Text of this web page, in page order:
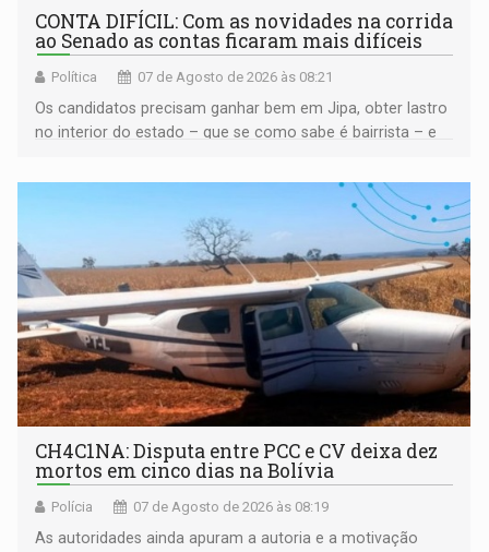
CONTA DIFÍCIL: Com as novidades na corrida
ao Senado as contas ficaram mais difíceis
Política 07 de Agosto de 2026 às 08:21
Os candidatos precisam ganhar bem em Jipa, obter lastro
no interior do estado – que se como sabe é bairrista – e
garantir
CH4C1NA: Disputa entre PCC e CV deixa dez
mortos em cinco dias na Bolívia
Polícia 07 de Agosto de 2026 às 08:19
As autoridades ainda apuram a autoria e a motivação